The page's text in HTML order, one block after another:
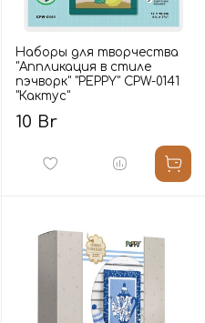
Наборы для творчества
"Аппликация в стиле
пэчворк" "PEPPY" CPW-0141
"Кактус"
10 Br